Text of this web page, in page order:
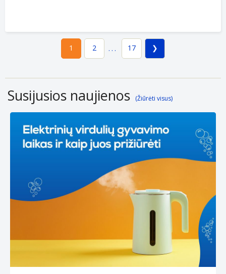
1 2 ... 17
Susijusios naujienos (Žiūrėti visus)